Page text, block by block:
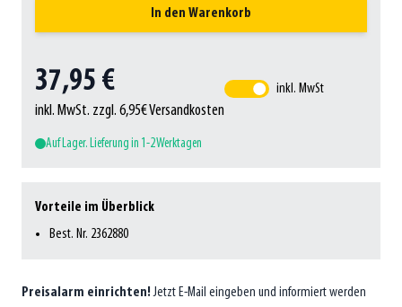
In den Warenkorb
37,95 €
inkl. MwSt. zzgl. 6,95€ Versandkosten
inkl. MwSt
Auf Lager. Lieferung in 1-2 Werktagen
Vorteile im Überblick
Best. Nr. 2362880
Preisalarm einrichten! Jetzt E-Mail eingeben und informiert werden